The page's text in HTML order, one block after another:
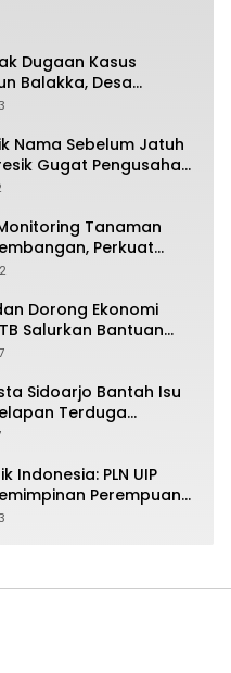
Dugaan Kasus
Balakka, Desa
Tuntas
Nama Sebelum Jatuh
Gugat Pengusaha
Desa
Tanaman
Perkuat
Pangan Nasional
Dorong Ekonomi
Salurkan Bantuan
Aren Genjah Asal
Sidoarjo Bantah Isu
Terduga
di Porong
Indonesia: PLN UIP
Perempuan
2026